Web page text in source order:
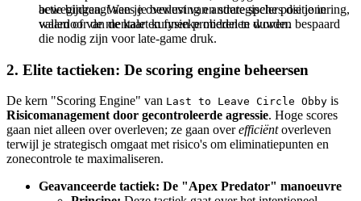
bewegingen. Wees je bewust van andere spelers die je in
vallen of van de kaart kunnen proberen te duwen.
actie bijdraagt aan je overleving en strategische positionering,
waardoor de mentale en fysieke middelen worden bespaard
die nodig zijn voor late-game druk.
2. Elite tactieken: De scoring engine beheersen
De kern "Scoring Engine" van Last to Leave Circle Obby is
Risicomanagement door gecontroleerde agressie. Hoge scores
gaan niet alleen over overleven; ze gaan overefficiëntoverleven
terwijl je strategisch omgaat met risico's om eliminatiepunten en
zonecontrole te maximaliseren.
Geavanceerde tactiek: De "Apex Predator" manoeuvre